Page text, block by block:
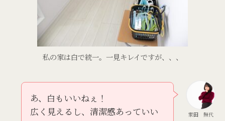
私の家は白で統一。一見キレイですが、、、
家田 照代
あ、白もいいねぇ！
広く見えるし、清潔感あっていい